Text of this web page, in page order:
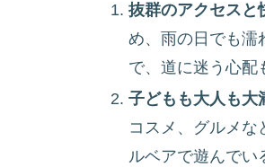
抜群のアクセスと
め、雨の日でも濡
で、道に迷う心配
子どもも大人も大
コスメ、グルメな
ルベアで遊んでい